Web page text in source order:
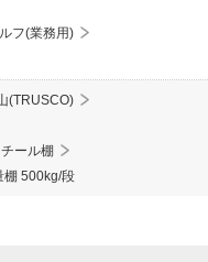
フ(業務用)
(TRUSCO)
ール棚
棚 500kg/段